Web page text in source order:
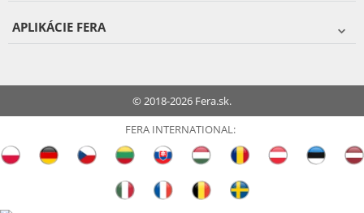
APLIKÁCIE FERA
© 2018-2026 Fera.sk.
FERA INTERNATIONAL: